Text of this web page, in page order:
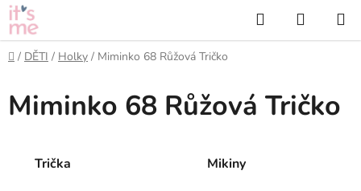
Přejít
na
obsah
Hledat
KOŠÍK
Domů
/ DĚTI / Holky / Miminko 68 Růžová Tričko
Miminko 68 Růžová Tričko
Trička Mikiny